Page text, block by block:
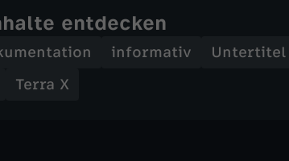
entdecken
informativ Untertitel
Terra X